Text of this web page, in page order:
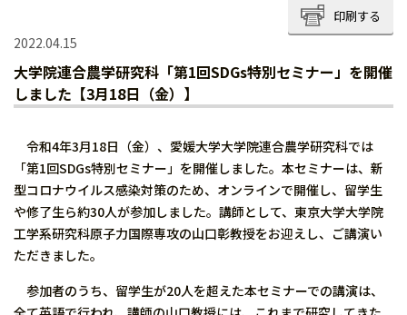
印刷する
2022.04.15
大学院連合農学研究科「第1回SDGs特別セミナー」を開催
しました【3月18日（金）】
令和4年3月18日（金）、愛媛大学大学院連合農学研究科では
「第1回SDGs特別セミナー」を開催しました。本セミナーは、新
型コロナウイルス感染対策のため、オンラインで開催し、留学生
や修了生ら約30人が参加しました。講師として、東京大学大学院
工学系研究科原子力国際専攻の山口彰教授をお迎えし、ご講演い
ただきました。
参加者のうち、留学生が20人を超えた本セミナーでの講演は、